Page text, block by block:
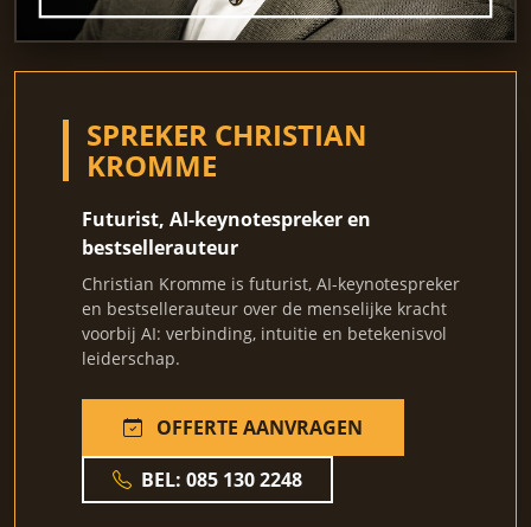
SPREKER CHRISTIAN
KROMME
Futurist, AI-keynotespreker en
bestsellerauteur
Christian Kromme is futurist, AI-keynotespreker
en bestsellerauteur over de menselijke kracht
voorbij AI: verbinding, intuitie en betekenisvol
leiderschap.
OFFERTE AANVRAGEN
BEL: 085 130 2248